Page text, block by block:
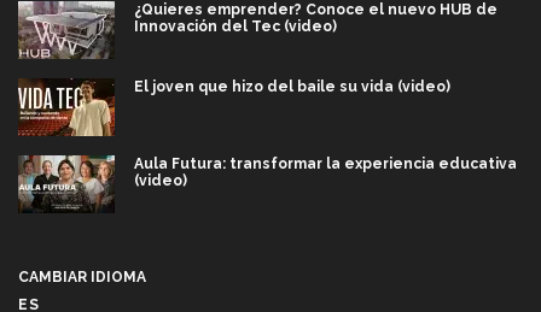
¿Quieres emprender? Conoce el nuevo HUB de
Innovación del Tec (video)
El joven que hizo del baile su vida (video)
Aula Futura: transformar la experiencia educativa
(video)
CAMBIAR IDIOMA
ES